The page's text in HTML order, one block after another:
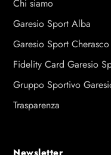
Chi siamo
Garesio Sport Alba
Garesio Sport Cherasco
Fidelity Card Garesio
Gruppo Sportivo
Trasparenza